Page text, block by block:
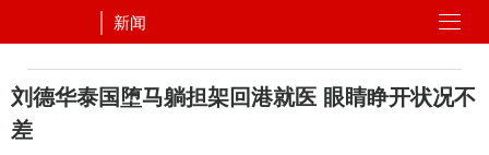
新闻
刘德华泰国堕马躺担架回港就医 眼睛睁开状况不
差